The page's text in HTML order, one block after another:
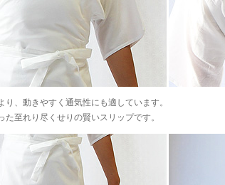
り、動きやすく通気性にも適しています。
た至れり尽くせりの賢いスリップです。